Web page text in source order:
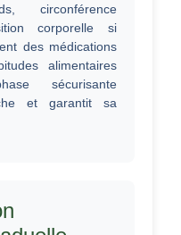
circonférence
corporelle si
des médications
alimentaires
sécurisante
et garantit sa